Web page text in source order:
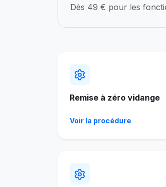
Dès 49 € pour les
Remise à zéro vidange
Voir la procédure